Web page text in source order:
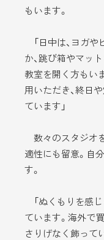
もいます。
「日中は、ヨガ
か、跳び箱やマッ
教室を開く方もい
用いただき、終日
ています」
数々のスタジオ
適性にも留意。自
す。
「ぬくもりを感
ています。海外で
さりげなく飾って